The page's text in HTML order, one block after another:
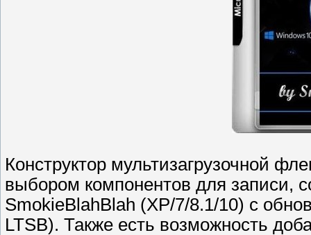
Конструктор мультизагрузочной
выбором компонентов для записи,
SmokieBlahBlah (XP/7/8.1/10) с
LTSB). Также есть возможность